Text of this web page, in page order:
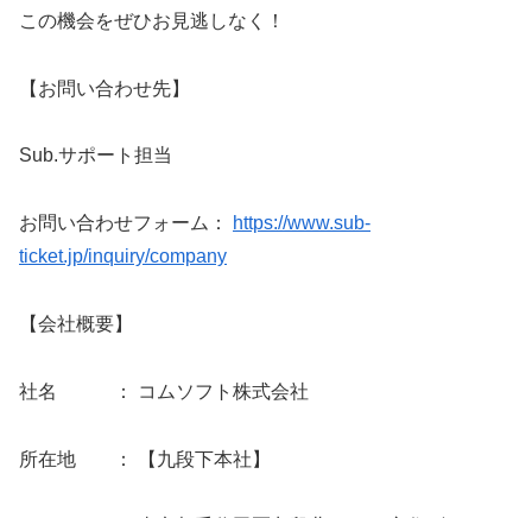
この機会をぜひお見逃しなく！
【お問い合わせ先】
Sub.サポート担当
お問い合わせフォーム：
https://www.sub-
ticket.jp/inquiry/company
【会社概要】
社名 ： コムソフト株式会社
所在地 ： 【九段下本社】